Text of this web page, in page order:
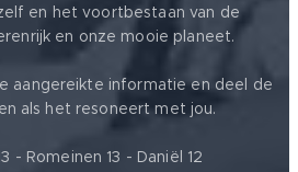
en het voortbestaan van de
en onze mooie planeet.
aangereikte informatie en deel de
als het resoneert met jou.
- Romeinen 13 - Daniël 12